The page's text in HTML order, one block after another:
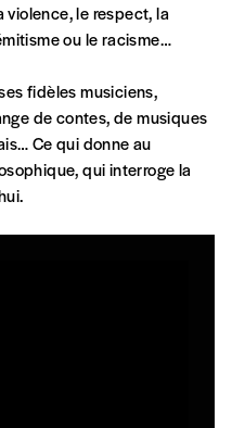
au numéro.
recevoir la
ou numérique.
votre choix sur le
le numéro de
violence, le respect, la
ou le racisme…
fidèles musiciens,
de contes, de musiques
Ce qui donne au
qui interroge la